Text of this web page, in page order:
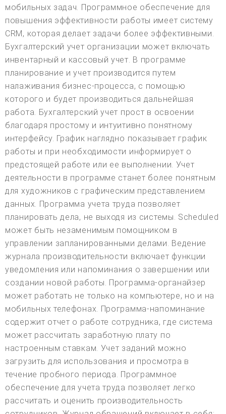
мобильных задач. Программное обеспечение для
повышения эффективности работы имеет систему
CRM, которая делает задачи более эффективными.
Бухгалтерский учет организации может включать
инвентарный и кассовый учет. В программе
планирование и учет производится путем
налаживания бизнес-процесса, с помощью
которого и будет производиться дальнейшая
работа. Бухгалтерский учет прост в освоении
благодаря простому и интуитивно понятному
интерфейсу. График наглядно показывает график
работы и при необходимости информирует о
предстоящей работе или ее выполнении. Учет
деятельности в программе станет более понятным
для художников с графическим представлением
данных. Программа учета труда позволяет
планировать дела, не выходя из системы. Scheduled
может быть незаменимым помощником в
управлении запланированными делами. Ведение
журнала производительности включает функции
уведомления или напоминания о завершении или
создании новой работы. Программа-органайзер
может работать не только на компьютере, но и на
мобильных телефонах. Программа-напоминание
содержит отчет о работе сотрудника, где система
может рассчитать заработную плату по
настроенным ставкам. Учет заданий можно
загрузить для использования и просмотра в
течение пробного периода. Программное
обеспечение для учета труда позволяет легко
рассчитать и оценить производительность